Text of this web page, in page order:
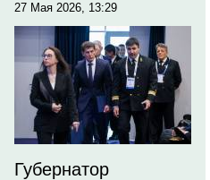
27 Мая 2026, 13:29
Губернатор